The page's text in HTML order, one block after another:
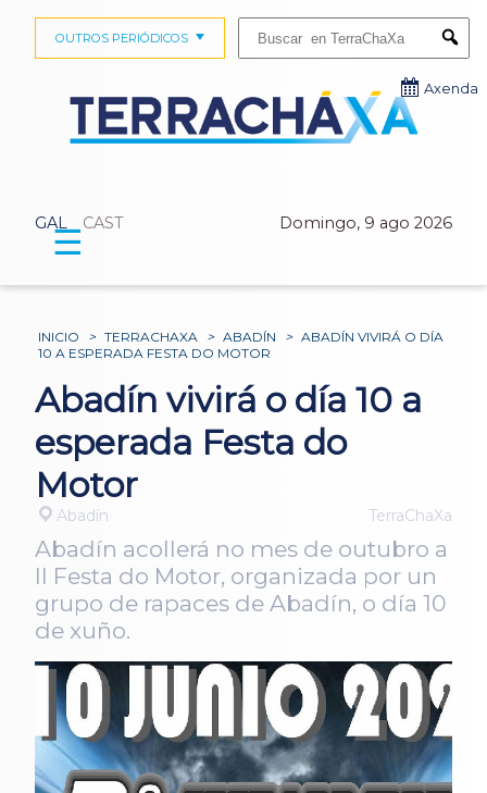
GAL CAST Domingo, 9 ago 2026
OUTROS PERIÓDICOS
Axenda
☰
INICIO > TERRACHAXA > ABADÍN > ABADÍN VIVIRÁ O DÍA
10 A ESPERADA FESTA DO MOTOR
Abadín vivirá o día 10 a
esperada Festa do
Motor
Abadín TerraChaXa
Abadín acollerá no mes de outubro a
II Festa do Motor, organizada por un
grupo de rapaces de Abadín, o día 10
de xuño.